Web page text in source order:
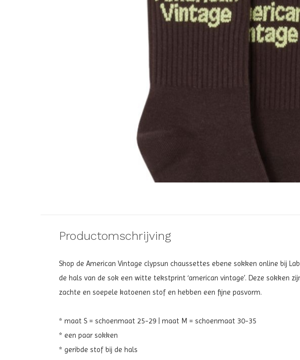
Productomschrijving
Shop de American Vintage clypsun chaussettes ebene sokken online bij
de hals van de sok een witte tekstprint ‘american vintage’. Deze sokken
zachte en soepele katoenen stof en hebben een fijne pasvorm.
* maat S = schoenmaat 25-29 | maat M = schoenmaat 30-35
* een paar sokken
* geribde stof bij de hals